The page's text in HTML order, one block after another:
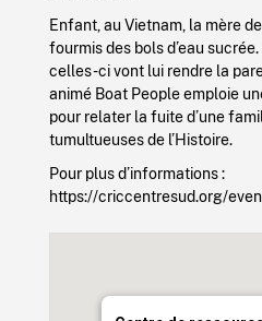
Enfant, au Vietnam, la mère
fourmis des bols d’eau
celles-ci vont lui rendre la
animé Boat People emploie
pour relater la fuite d’une
tumultueuses de l’Histoire.
Pour plus d’informations :
https://criccentresud.org/